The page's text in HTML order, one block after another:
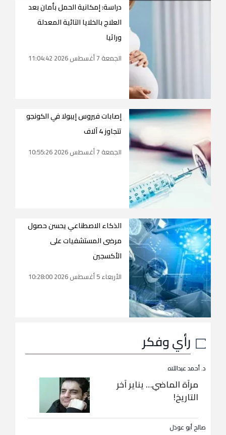
دراسة: إمكانية الحمل بأمان بعد
العلاج بالخلايا التائية المعدلة
وراثيا
الجمعة 7 أغسطس 2026 11:04:42
إصابات فيروس إيبولا في الكونجو
تتجاوز 4 آلاف
الجمعة 7 أغسطس 2026 10:55:26
الذكاء الاصطناعي يحسن حصول
مرضى المستشفيات على
الأكسجين
الأربعاء 5 أغسطس 2026 10:28:00
رأي وفكر
د. أحمد عبداللاه
مرآة الماضي… يناير آخر
التاريخ!
صالح أبو عوذل